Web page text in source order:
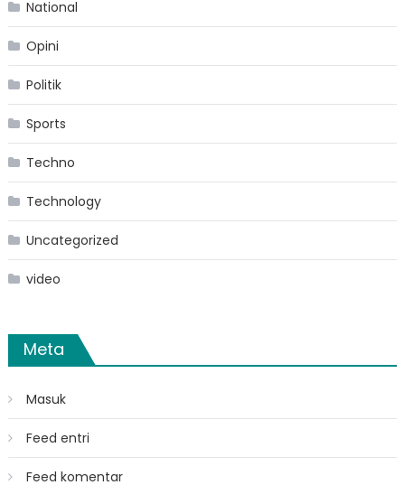
National
Opini
Politik
Sports
Techno
Technology
Uncategorized
video
Meta
Masuk
Feed entri
Feed komentar